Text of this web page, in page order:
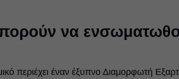
να
περιέχει έναν έξυπνο Διαμορφωτή